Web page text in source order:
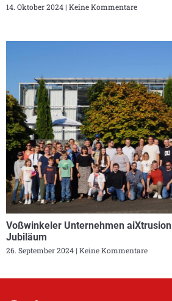
14. Oktober 2024 Keine Kommentare
Voßwinkeler Unternehmen
Jubiläum
26. September 2024 Keine Kommentare